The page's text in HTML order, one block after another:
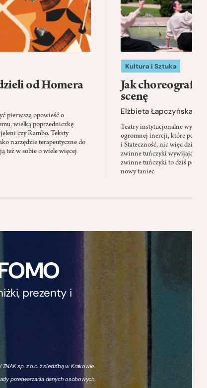
od Homera
pierwszą opowieść o
wielką poprzedniczkę
czy Rambo. Teksty
narzędzie terapeutyczne do
też w sobie o wiele więcej
Kultura i Sztuka
Jak
scenę
Elżbieta Łapczyńska
Teatry instytucjonalne
ogromnej inercji, które ponad
i Stateczność, nic więc
zwinne tuńczyki wywijają
zwinne tuńczyki to dziś
nowy taniec
prezenty i
sp. z o.o. z siedzibą w Krakowie.
przetwarzania danych osobowych,